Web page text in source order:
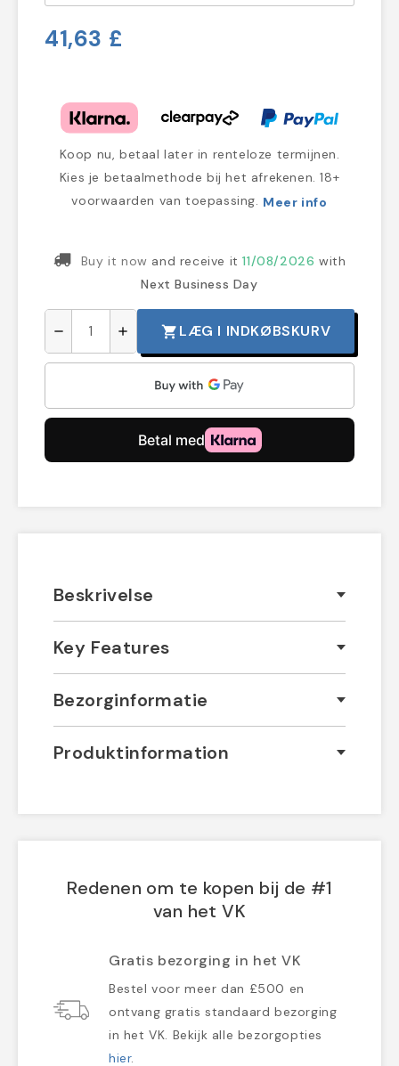
41,63 £
Koop nu, betaal later in renteloze termijnen.
Kies je betaalmethode bij het afrekenen. 18+
voorwaarden van toepassing. Meer info
Buy it now and receive it11/08/2026 with
Next Business Day
remove add shopping_cart LÆG I INDKØBSKURV
Beskrivelse
Key Features
Bezorginformatie
Produktinformation
Redenen om te kopen bij de #1
van het VK
Gratis bezorging in het VK
Bestel voor meer dan £500 en
ontvang gratis standaard bezorging
in het VK. Bekijk alle bezorgopties
hier.